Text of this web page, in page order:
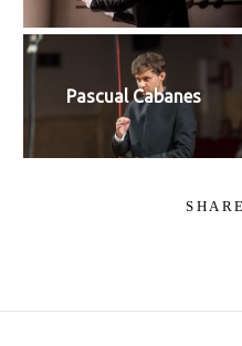
Pascual Cabanes
SHARE